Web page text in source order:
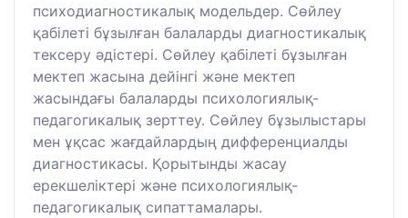
психодиагностикалық модельдер. Сөйлеу
қабілеті бұзылған балаларды диагностикалық
тексеру әдістері. Сөйлеу қабілеті бұзылған
мектеп жасына дейінгі және мектеп
жасындағы балаларды психологиялық-
педагогикалық зерттеу. Сөйлеу бұзылыстары
мен ұқсас жағдайлардың дифференциалды
диагностикасы. Қорытынды жасау
ерекшеліктері және психологиялық-
педагогикалық сипаттамалары.